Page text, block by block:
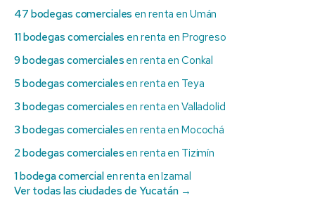
47 bodegas comerciales en renta en Umán
11 bodegas comerciales en renta en Progreso
9 bodegas comerciales en renta en Conkal
5 bodegas comerciales en renta en Teya
3 bodegas comerciales en renta en Valladolid
3 bodegas comerciales en renta en Mocochá
2 bodegas comerciales en renta en Tizimín
1 bodega comercialen renta en Izamal
Ver todas las ciudades de Yucatán →